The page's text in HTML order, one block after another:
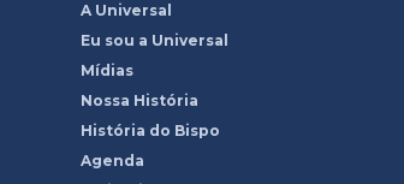
A Universal
Eu sou a Universal
Mídias
Nossa História
História do Bispo
Agenda